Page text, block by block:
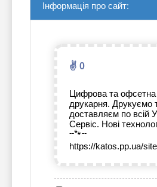
Інформація про сайт:
✌ 0
Цифрова та офсетна
друкарня. Друкуємо
доставляєм по всій
Сервіс. Нові
--🐾--
https://katos.pp.ua/